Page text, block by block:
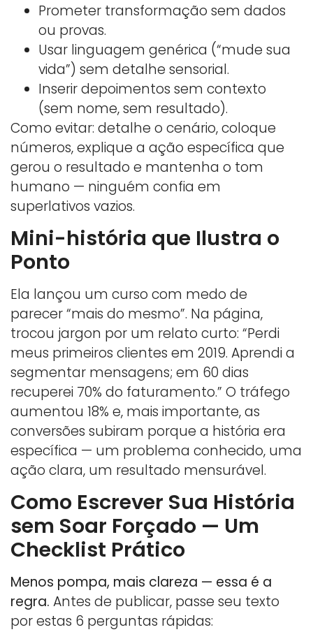
Prometer transformação sem dados
ou provas.
Usar linguagem genérica (“mude sua
vida”) sem detalhe sensorial.
Inserir depoimentos sem contexto
(sem nome, sem resultado).
Como evitar: detalhe o cenário, coloque
números, explique a ação específica que
gerou o resultado e mantenha o tom
humano — ninguém confia em
superlativos vazios.
Mini-história que Ilustra o
Ponto
Ela lançou um curso com medo de
parecer “mais do mesmo”. Na página,
trocou jargon por um relato curto: “Perdi
meus primeiros clientes em 2019. Aprendi a
segmentar mensagens; em 60 dias
recuperei 70% do faturamento.” O tráfego
aumentou 18% e, mais importante, as
conversões subiram porque a história era
específica — um problema conhecido, uma
ação clara, um resultado mensurável.
Como Escrever Sua História
sem Soar Forçado — Um
Checklist Prático
Menos pompa, mais clareza — essa é a
regra. Antes de publicar, passe seu texto
por estas 6 perguntas rápidas: